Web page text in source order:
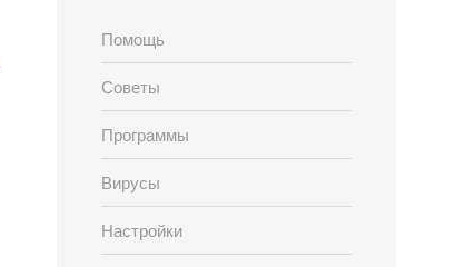
Помощь
Советы
Программы
Вирусы
Настройки